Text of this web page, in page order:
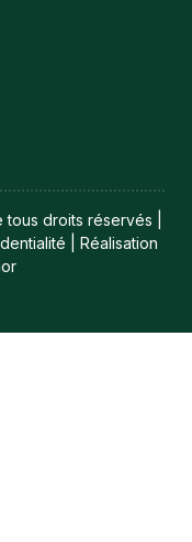
droits réservés |
| Réalisation